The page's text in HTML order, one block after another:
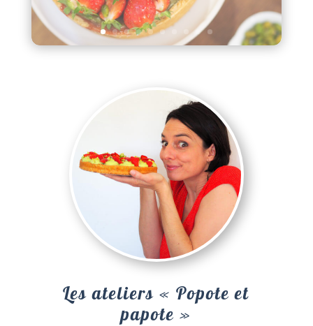
Les ateliers « Popote et
papote »